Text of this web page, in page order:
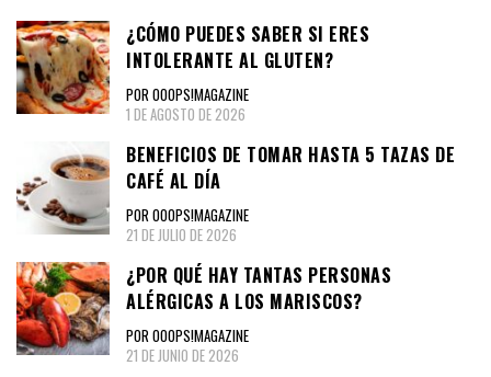
¿CÓMO PUEDES SABER SI ERES
INTOLERANTE AL GLUTEN?
POR OOOPS!MAGAZINE
1 DE AGOSTO DE 2026
BENEFICIOS DE TOMAR HASTA 5 TAZAS DE
CAFÉ AL DÍA
POR OOOPS!MAGAZINE
21 DE JULIO DE 2026
¿POR QUÉ HAY TANTAS PERSONAS
ALÉRGICAS A LOS MARISCOS?
POR OOOPS!MAGAZINE
21 DE JUNIO DE 2026